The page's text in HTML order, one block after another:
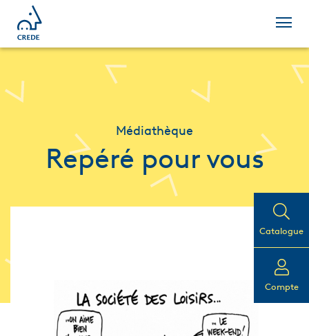
Catalogue
Compte
Médiathèque
Repéré pour vous